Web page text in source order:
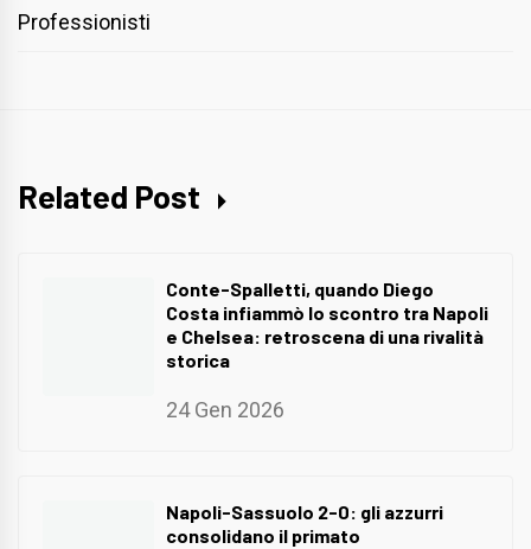
Professionisti
Related Post
Conte-Spalletti, quando Diego
Costa infiammò lo scontro tra Napoli
e Chelsea: retroscena di una rivalità
storica
24 Gen 2026
Napoli-Sassuolo 2-0: gli azzurri
consolidano il primato